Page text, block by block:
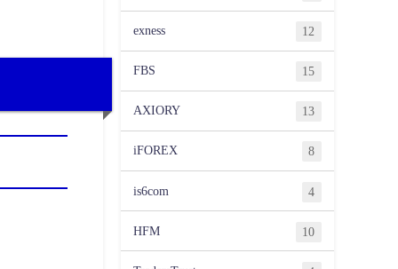
exness 12
FBS 15
AXIORY 13
iFOREX 8
is6com 4
HFM 10